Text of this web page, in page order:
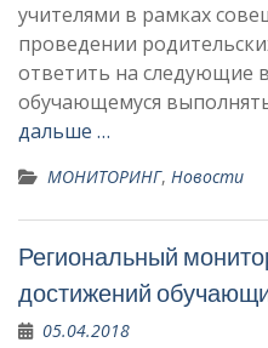
учителями в рамках
проведении
ответить на следующие
обучающемуся
дальше …
МОНИТОРИНГ, Новости
Региональный
достижений
05.04.2018